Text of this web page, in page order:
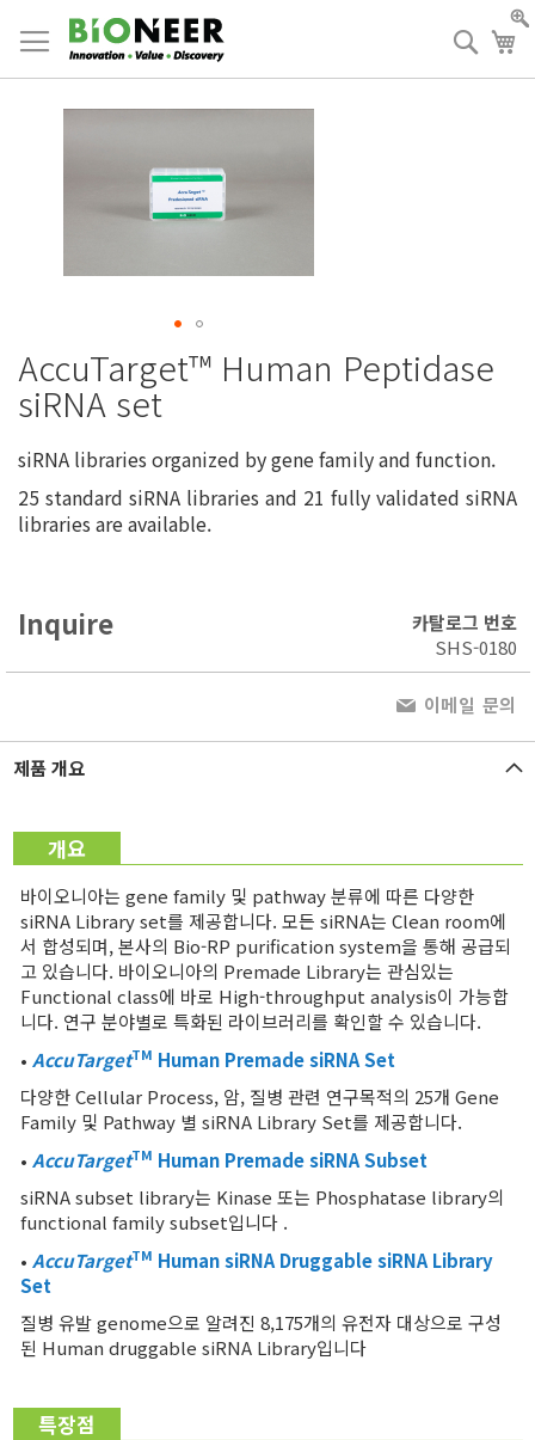
to
Content
검
색
AccuTarget™ Human Peptidase
siRNA set
siRNA libraries organized by gene family and function.
25 standard siRNA libraries and 21 fully validated siRNA
libraries are available.
Inquire
카탈로그 번호
SHS-0180
이메일 문의
제품 개요
개요
바이오니아는 gene family 및 pathway 분류에 따른 다양한
siRNA Library set를 제공합니다. 모든 siRNA는 Clean room에
서 합성되며, 본사의 Bio-RP purification system을 통해 공급되
고 있습니다. 바이오니아의 Premade Library는 관심있는
Functional class에 바로 High-throughput analysis이 가능합
니다. 연구 분야별로 특화된 라이브러리를 확인할 수 있습니다.
• AccuTargetTM Human PremadesiRNA Set
다양한 Cellular Process, 암, 질병 관련 연구목적의 25개 Gene
Family 및 Pathway 별 siRNA Library Set를 제공합니다.
• AccuTargetTM Human Premade siRNA Subset
siRNA subset library는 Kinase 또는 Phosphatase library의
functional family subset입니다 .
• AccuTargetTM HumansiRNA Druggable siRNA Library
Set
질병 유발 genome으로 알려진 8,175개의 유전자 대상으로 구성
된 Human druggable siRNA Library입니다
특장점